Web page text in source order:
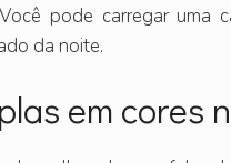
pode carregar uma
da noite.
em cores